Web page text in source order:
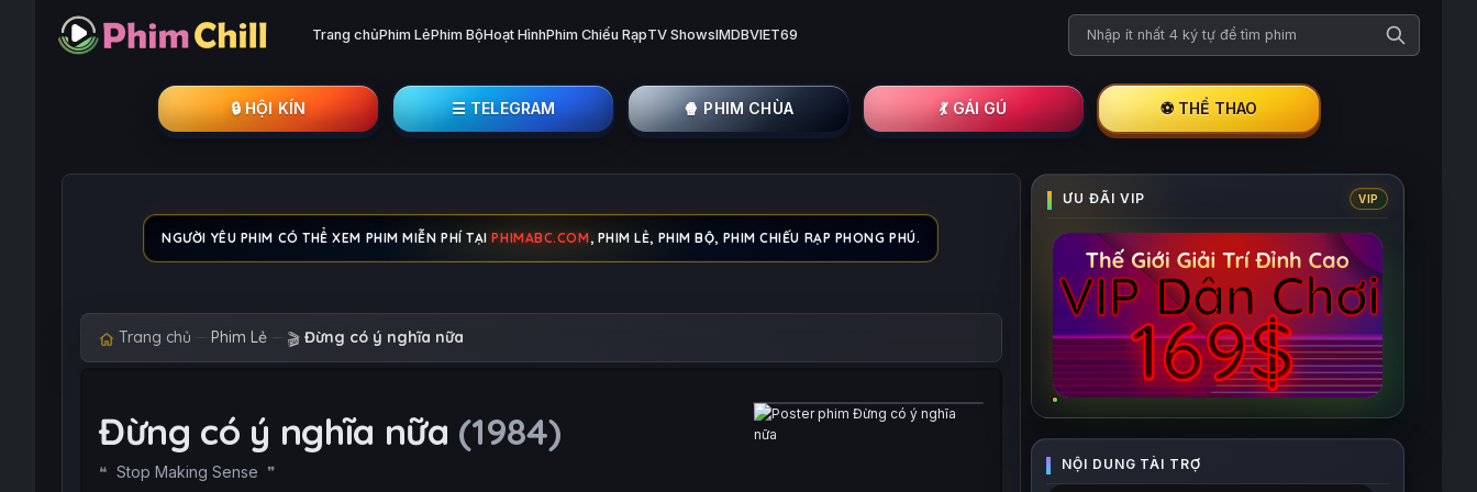
Trang chủPhim LẻPhim BộHoạt HìnhPhim Chiếu RạpTV ShowsIMDBVIET69 Tìm kiếm phim
🔒︎ HỘI KÍN ☰ TELEGRAM 🍿 PHIM CHÙA 💃 GÁI GÚ ⚽ THỂ THAO
NGƯỜI YÊU PHIM CÓ THỂ XEM PHIM MIỄN PHÍ TẠIPHIMABC.COM, PHIM LẺ, PHIM BỘ, PHIM CHIẾU RẠP PHONG PHÚ.
Trang chủ Phim Lẻ 🎬 Đừng có ý nghĩa nữa
Đừng có ý nghĩa nữa (1984)
Stop Making Sense